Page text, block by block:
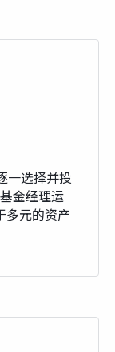
一选择并投
金经理运
多元的资产